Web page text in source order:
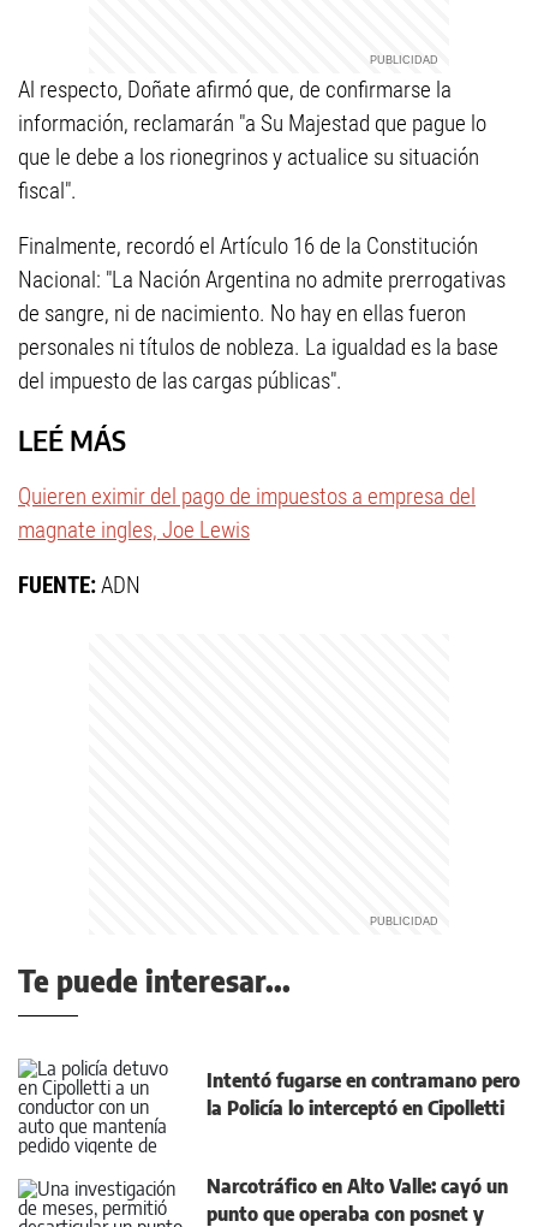
Al respecto, Doñate afirmó que, de confirmarse la
información, reclamarán "a Su Majestad que pague lo
que le debe a los rionegrinos y actualice su situación
fiscal".
Finalmente, recordó el Artículo 16 de la Constitución
Nacional: "La Nación Argentina no admite prerrogativas
de sangre, ni de nacimiento. No hay en ellas fueron
personales ni títulos de nobleza. La igualdad es la base
del impuesto de las cargas públicas".
LEÉ MÁS
Quieren eximir del pago de impuestos a empresa del
magnate ingles, Joe Lewis
FUENTE:ADN
Te puede interesar...
Intentó fugarse en contramano pero
la Policía lo interceptó en Cipolletti
Narcotráfico en Alto Valle: cayó un
punto que operaba con posnet y